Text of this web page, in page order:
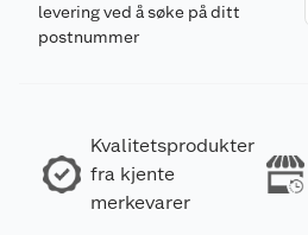
levering ved å søke på ditt
postnummer
Kvalitetsprodukter
fra kjente
merkevarer